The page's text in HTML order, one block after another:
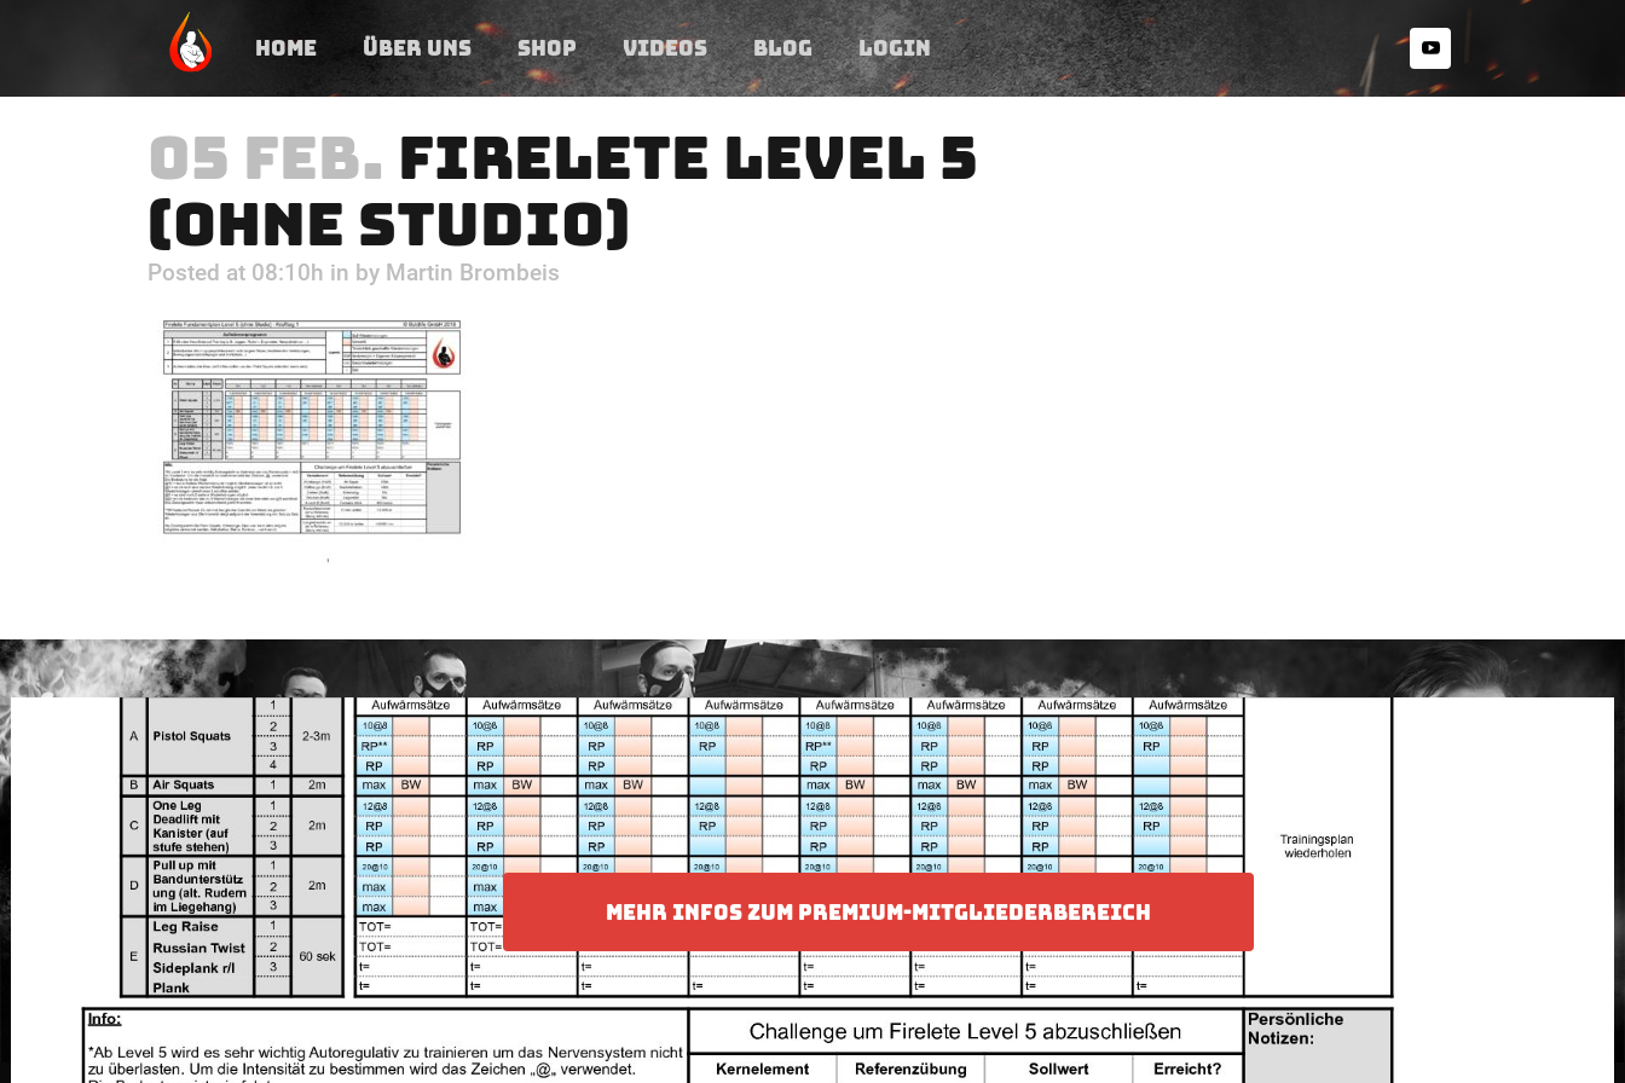
HOME ÜBER UNS SHOP VIDEOS BLOG LOGIN
05 FEB. FIRELETE LEVEL 5
(OHNE STUDIO)
Posted at 08:10h in by Martin Brombeis
MEHR INFOS ZUM PREMIUM-MITGLIEDERBEREICH